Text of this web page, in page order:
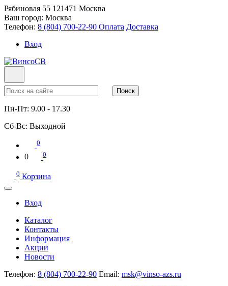
Рябиновая 55 121471 Москва
Ваш город: Москва
Телефон: 8 (804) 700-22-90 Оплата Доставка
Вход
Поиск
Пн-Пт: 9.00 - 17.30
Сб-Вс: Выходной
0
0 0
0 Корзина
Вход
Каталог
Контакты
Информация
Акции
Новости
Телефон: 8 (804) 700-22-90 Email: msk@vinso-azs.ru